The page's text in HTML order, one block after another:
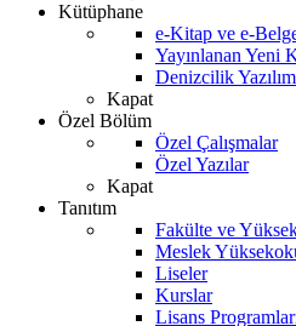
Kütüphane
e-Kitap ve e-
Yayınlanan Yeni
Denizcilik
Kapat
Özel Bölüm
Özel Çalışmalar
Özel Yazılar
Kapat
Tanıtım
Fakülte ve
Meslek
Liseler
Kurslar
Lisans